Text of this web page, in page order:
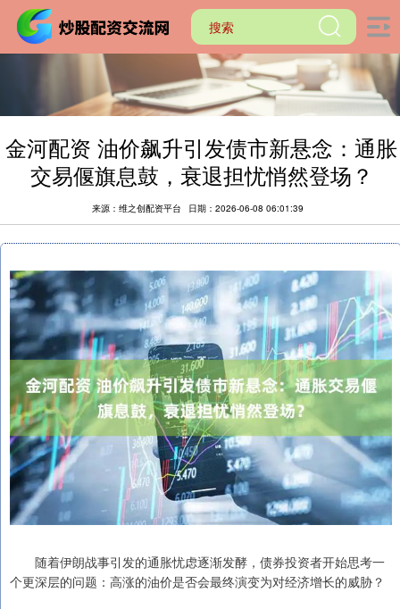
金河配资 油价飙升引发债市新悬念：通胀
交易偃旗息鼓，衰退担忧悄然登场？
来源：维之创配资平台 日期：2026-06-08 06:01:39
随着伊朗战事引发的通胀忧虑逐渐发酵，债券投资者开始思考一
个更深层的问题：高涨的油价是否会最终演变为对经济增长的威胁？